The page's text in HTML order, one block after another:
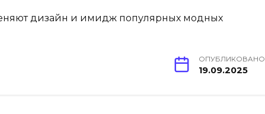
ОПУБЛИКОВАНО
19.09.2025